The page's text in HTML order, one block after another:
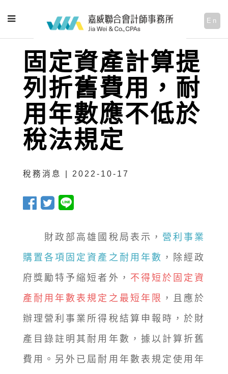
En
固定資產計算提
列折舊費用，耐
用年數應不低於
稅法規定
稅務消息 | 2022-10-17
財政部高雄國稅局表示， 營利事業
購置各項固定資產之耐用年數 ，除經政
府獎勵特予縮短者外， 不得短於固定資
產耐用年數表規定之最短年限 ，且應於
辦理營利事業所得稅結算申報時，於財
產目錄註明其耐用年數，據以計算折舊
費用。另外已屆耐用年數表規定使用年